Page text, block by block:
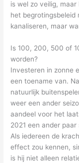
is wel zo veilig, maar
het begrotingsbeleid
kanaliseren, maar
Is 100, 200, 500 of
worden?
Investeren in zonne
een toename van.
natuurlijk
weer een ander
aandeel voor het
2021 een ander
Als iedereen de
effect zou kennen,
is hij niet alleen